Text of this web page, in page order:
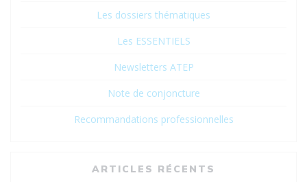
Les dossiers thématiques
Les ESSENTIELS
Newsletters ATEP
Note de conjoncture
Recommandations professionnelles
ARTICLES RÉCENTS